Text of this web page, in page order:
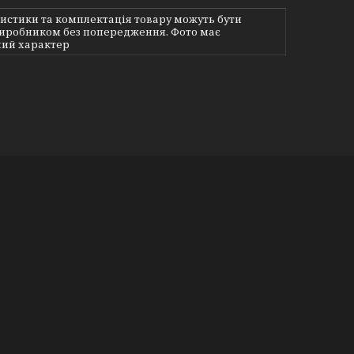
та комплектація товару можуть бути
без попередження. Фото має
характер